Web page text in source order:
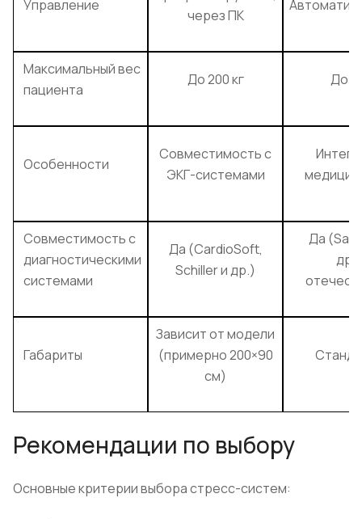
Управление
через ПК
Максимальный вес
пациента
До 200 кг До
Особенности
Совместимость с
ЭКГ-системами
Совместимость с
диагностическими
системами
Да (CardioSoft,
Schiller и др.)
Да
Габариты
Зависит от модели
(примерно 200×90
см)
Рекомендации по выбору
Основные критерии выбора стресс-систем: